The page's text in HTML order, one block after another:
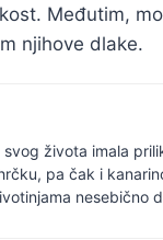
Međutim,
njihove dlake.
svog života imala
pa čak i
nesebično